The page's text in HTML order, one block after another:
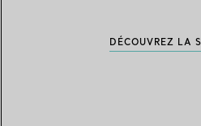
DÉCOUVREZ LA